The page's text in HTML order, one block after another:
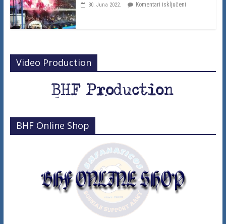
30. Juna 2022. Komentari isključeni
Video Production
BHF Online Shop